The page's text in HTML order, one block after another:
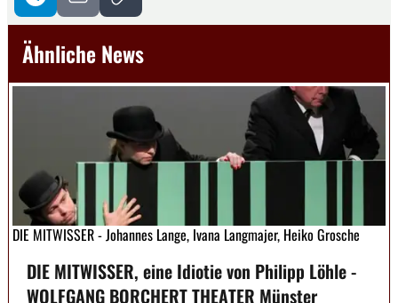
Ähnliche News
DIE MITWISSER - Johannes Lange, Ivana Langmajer, Heiko Grosche
DIE MITWISSER, eine Idiotie von Philipp Löhle -
WOLFGANG BORCHERT THEATER Münster